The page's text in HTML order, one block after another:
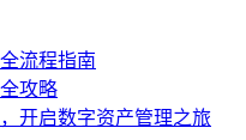
流程指南
攻略
开启数字资产管理之旅